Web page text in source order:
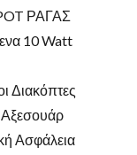
ΡΑΓΑΣ
10 Watt
Διακόπτες
Ασφάλεια